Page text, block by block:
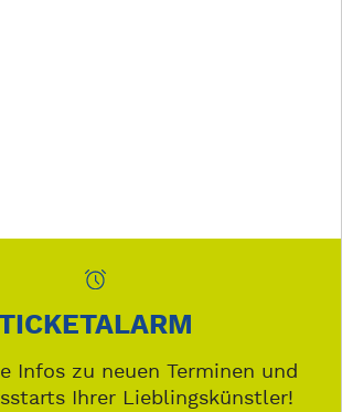
Infos zu neuen Terminen und
Ihrer Lieblingskünstler!